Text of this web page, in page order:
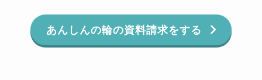
あんしんの輪の資料請求をする